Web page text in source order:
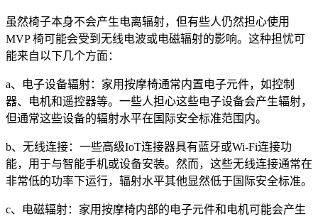
虽然椅子本身不会产生电离辐射，但有些人仍然担心使用
MVP 椅可能会受到无线电波或电磁辐射的影响。这种担忧可
能来自以下几个方面：
a、电子设备辐射：家用按摩椅通常内置电子元件，如控制
器、电机和遥控器等。一些人担心这些电子设备会产生辐射，
但通常这些设备的辐射水平在国际安全标准范围内。
b、无线连接：一些高级IoT连接器具有蓝牙或Wi-Fi连接功
能，用于与智能手机或设备安装。然而，这些无线连接通常在
非常低的功率下运行，辐射水平其他显然低于国际安全标准。
c、电磁辐射：家用按摩椅内部的电子元件和电机可能会产生